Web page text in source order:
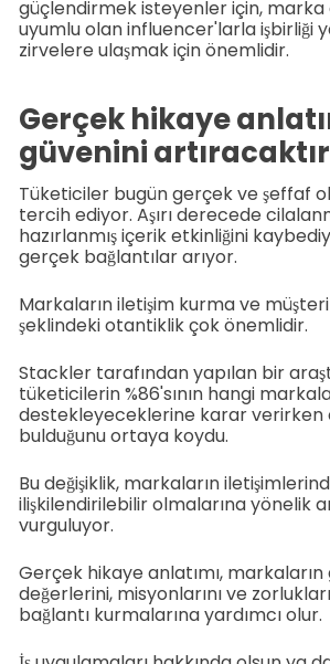
güçlendirmek isteyenler için, marka
uyumlu olan influencer'larla işbirliği
zirvelere ulaşmak için önemlidir.
Gerçek hikaye
güvenini artıracaktır
Tüketiciler bugün gerçek ve şeffaf
tercih ediyor. Aşırı derecede
hazırlanmış içerik etkinliğini
gerçek bağlantılar arıyor.
Markaların iletişim kurma ve
şeklindeki otantiklik çok önemlidir.
Stackler tarafından yapılan bir
tüketicilerin %86'sının hangi
destekleyeceklerine karar verirken
bulduğunu ortaya koydu.
Bu değişiklik, markaların
ilişkilendirilebilir olmalarına yönelik
vurguluyor.
Gerçek hikaye anlatımı,
değerlerini, misyonlarını ve
bağlantı kurmalarına yardımcı olur.